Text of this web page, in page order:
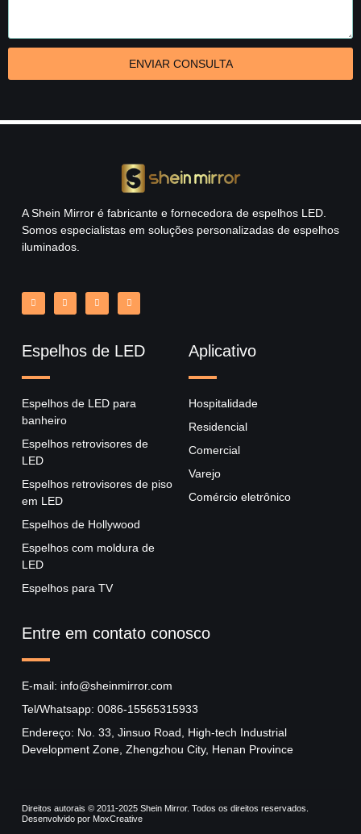
ENVIAR CONSULTA
A Shein Mirror é fabricante e fornecedora de espelhos LED.
Somos especialistas em soluções personalizadas de espelhos
iluminados.
Espelhos de LED
Espelhos de LED para
banheiro
Espelhos retrovisores de
LED
Espelhos retrovisores de piso
em LED
Espelhos de Hollywood
Espelhos com moldura de
LED
Espelhos para TV
Aplicativo
Hospitalidade
Residencial
Comercial
Varejo
Comércio eletrônico
Entre em contato conosco
E-mail: info@sheinmirror.com
Tel/Whatsapp: 0086-15565315933
Endereço: No. 33, Jinsuo Road, High-tech Industrial
Development Zone, Zhengzhou City, Henan Province
Direitos autorais © 2011-2025 Shein Mirror. Todos os direitos reservados.
Desenvolvido por MoxCreative